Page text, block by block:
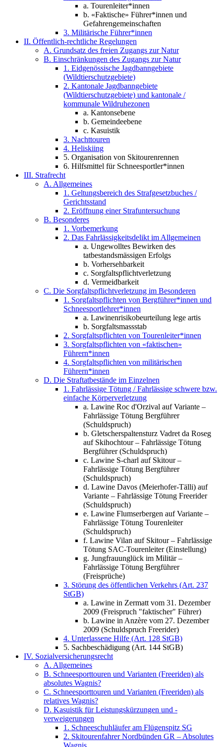
a. Tourenleiter*innen
b. «Faktische» Führer*innen und
Gefahrengemeinschaften
3. Militärische Führer*innen
II. Öffentlich-rechtliche Regelungen
A. Grundsatz des freien Zugangs zur Natur
B. Einschränkungen des Zugangs zur Natur
1. Eidgenössische Jagdbanngebiete
(Wildtierschutzgebiete)
2. Kantonale Jagdbanngebiete
(Wildtierschutzgebiete) und kantonale /
kommunale Wildruhezonen
a. Kantonsebene
b. Gemeindeebene
c. Kasuistik
3. Nachttouren
4. Heliskiing
5. Organisation von Skitourenrennen
6. Hilfsmittel für Schneesportler*innen
III. Strafrecht
A. Allgemeines
1. Geltungsbereich des Strafgesetzbuches /
Gerichtsstand
2. Eröffnung einer Strafuntersuchung
B. Besonderes
1. Vorbemerkung
2. Das Fahrlässigkeitsdelikt im Allgemeinen
a. Ungewolltes Bewirken des
tatbestandsmässigen Erfolgs
b. Vorhersehbarkeit
c. Sorgfaltspflichtverletzung
d. Vermeidbarkeit
C. Die Sorgfaltspflichtverletzung im Besonderen
1. Sorgfaltspflichten von Bergführer*innen und
Schneesportlehrer*innen
a. Lawinenrisikobeurteilung lege artis
b. Sorgfaltsmassstab
2. Sorgfaltspflichten von Tourenleiter*innen
3. Sorgfaltspflichten von «faktischen»
Führern*innen
4. Sorgfaltspflichten von militärischen
Führern*innen
D. Die Straftatbestände im Einzelnen
1. Fahrlässige Tötung / Fahrlässige schwere bzw.
einfache Körperverletzung
a. Lawine Roc d'Orzival auf Variante –
Fahrlässige Tötung Bergführer
(Schuldspruch)
b. Gletscherspaltensturz Vadret da Roseg
auf Skihochtour – Fahrlässige Tötung
Bergführer (Schuldspruch)
c. Lawine S-charl auf Skitour –
Fahrlässige Tötung Bergführer
(Schuldspruch)
d. Lawine Davos (Meierhofer-Tälli) auf
Variante – Fahrlässige Tötung Freerider
(Schuldspruch)
e. Lawine Flumserbergen auf Variante –
Fahrlässige Tötung Tourenleiter
(Schuldspruch)
f. Lawine Vilan auf Skitour – Fahrlässige
Tötung SAC-Tourenleiter (Einstellung)
g. Jungfrauunglück im Militär –
Fahrlässige Tötung Bergführer
(Freisprüche)
3. Störung des öffentlichen Verkehrs (Art. 237
StGB)
a. Lawine in Zermatt vom 31. Dezember
2009 (Freispruch "faktischer" Führer)
b. Lawine in Anzère vom 27. Dezember
2009 (Schuldspruch Freerider)
4. Unterlassene Hilfe (Art. 128 StGB)
5. Sachbeschädigung (Art. 144 StGB)
IV. Sozialversicherungsrecht
A. Allgemeines
B. Schneesporttouren und Varianten (Freeriden) als
absolutes Wagnis?
C. Schneesporttouren und Varianten (Freeriden) als
relatives Wagnis?
D. Kasuistik für Leistungskürzungen und -
verweigerungen
1. Schneeschuhläufer am Flügenspitz SG
2. Skitourenfahrer Nordbünden GR – Absolutes
Wagnis